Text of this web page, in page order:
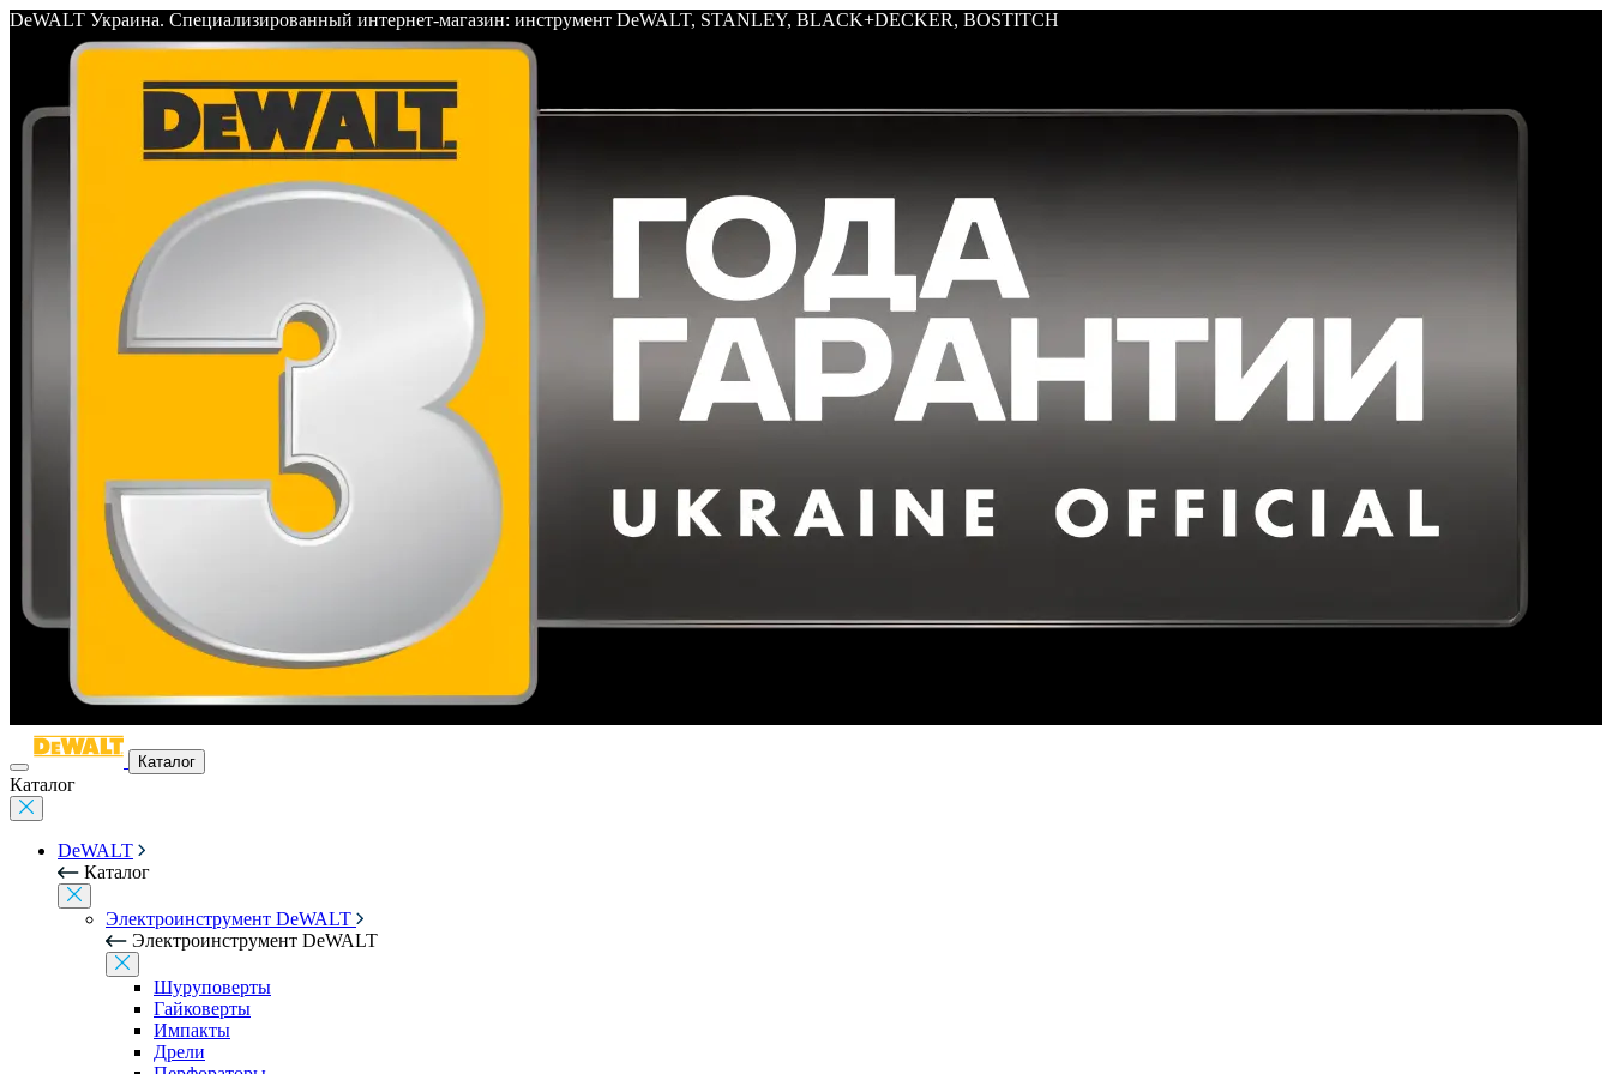
DeWALT Украина. Специализированный интернет-магазин: инструмент DeWALT, STANLEY, BLACK+DECKER, BOSTITCH
Каталог
Каталог
DeWALT
Каталог
Электроинструмент DeWALT
Электроинструмент DeWALT
Шуруповерты
Гайковерты
Импакты
Дрели